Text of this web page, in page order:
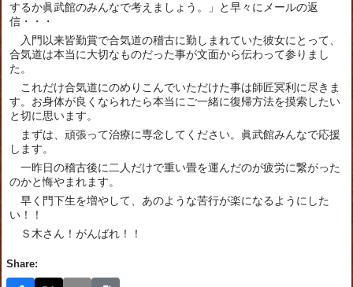
するか眞武館のみんなで考えましょう。」と早々にメールの返
信・・・
入門以来皆勤賞で合気道の稽古に勤しまれていた彼女にとって、
合気道は本当に大切なものだった事が文面から伝わって参りまし
た。
これだけ合気道にのめりこんでいただけた事は師匠冥利に尽きま
す。お身体が良くなられたら本当にご一緒に復帰方法を摸索したい
と切に思います。
まずは、頑張って治療に専念してください。眞武館みんなで応援
します。
一昨日の稽古後に二人だけで重い畳を運んだのが疲労に繋がった
のかと悔やまれます。
早く門下生を増やして、あのような苦行が楽になるようにした
い！！
Ｓ木さん！がんばれ！！
Share: